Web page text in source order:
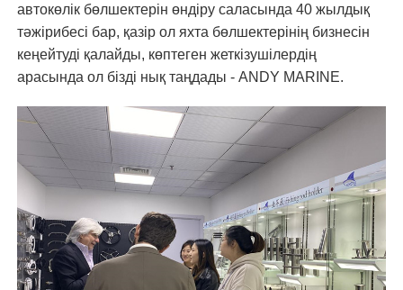
автокөлік бөлшектерін өндіру саласында 40 жылдық
тәжірибесі бар, қазір ол яхта бөлшектерінің бизнесін
кеңейтуді қалайды, көптеген жеткізушілердің
арасында ол бізді нық таңдады - ANDY MARINE.